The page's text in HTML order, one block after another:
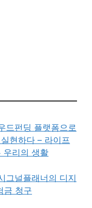
드펀딩 플랫폼으로
현하다 – 라이프
우리의 생활
그널플래너의 디지
금 청구